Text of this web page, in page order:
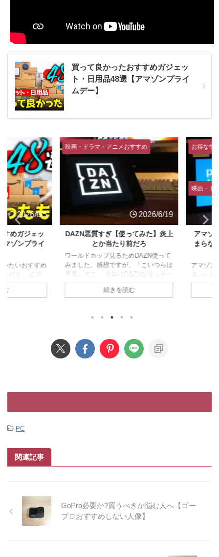
買って良かったおすすめガジェッ
ト・日用品48選【アマゾンプライ
ムデー】
2026/8/5
ガジェッ
ンプライ
いおすすめ
介。 今回
メ枠、ガジ
で解説しま
映画・ドラマ・アニメおすすめ
2026/6/19
DAZN悪質すぎ【使ってみた】炎上
とか当たり前だろ
ワールドカップ見るためDAZN使って
みました。感想ですが、「こいつらは
悪魔」です。 今年はDAZNがサッカー
W杯2026のネット配信。テレビない層
はDAZN一択という状況なので契約し
い合わせガン無視のサポート、悪質な
続け全然サッカーに集中できません。
980円年間プラン詐欺(実は26,340円)
まず公式が謝罪するほど大問題になっ
続きを読む
お得な生活術
映画・ドラ
アマゾン
まらない
アマゾンプ
使った覚え
全然使って
-PC
関連記事
GoPro必要か?買うべきか悩む人へ【ゴー
プロおすすめしない人像】